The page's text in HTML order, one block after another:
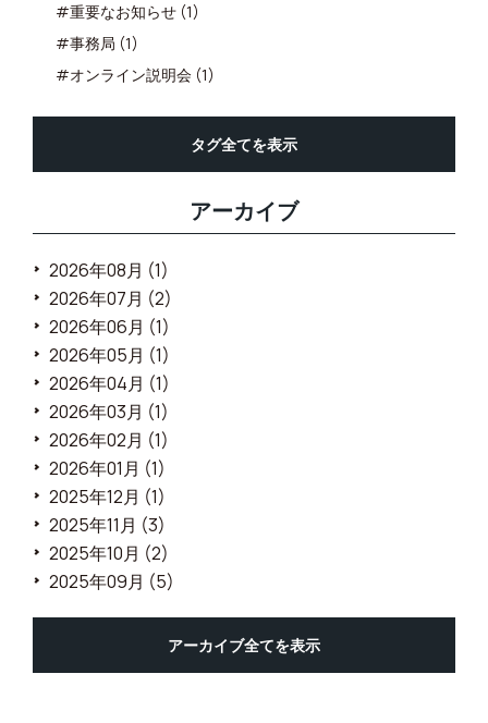
#重要なお知らせ (1)
#事務局 (1)
#オンライン説明会 (1)
タグ全てを表示
アーカイブ
2026年08月 (1)
2026年07月 (2)
2026年06月 (1)
2026年05月 (1)
2026年04月 (1)
2026年03月 (1)
2026年02月 (1)
2026年01月 (1)
2025年12月 (1)
2025年11月 (3)
2025年10月 (2)
2025年09月 (5)
アーカイブ全てを表示